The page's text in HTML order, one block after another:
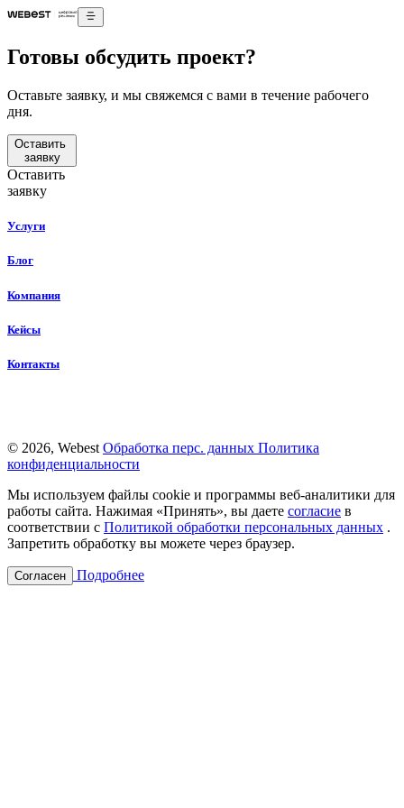
Готовы обсудить проект?
Оставьте заявку, и мы свяжемся с вами в течение рабочего
дня.
Оставить
заявку
Оставить
заявку
Услуги
Блог
Компания
Кейсы
Контакты
© 2026, Webest Обработка перс. данных Политика
конфиденциальности
Мы используем файлы cookie и программы веб-аналитики для
работы сайта. Нажимая «Принять», вы даете согласие в
соответствии с Политикой обработки персональных данных .
Запретить обработку вы можете через браузер.
Согласен Подробнее